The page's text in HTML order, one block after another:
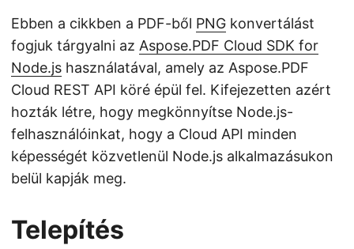
Ebben a cikkben a PDF-ből PNG konvertálást
fogjuk tárgyalni az Aspose.PDF Cloud SDK for
Node.js használatával, amely az Aspose.PDF
Cloud REST API köré épül fel. Kifejezetten azért
hozták létre, hogy megkönnyítse Node.js-
felhasználóinkat, hogy a Cloud API minden
képességét közvetlenül Node.js alkalmazásukon
belül kapják meg.
Telepítés